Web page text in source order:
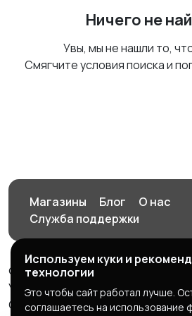
Ничего не
Увы, мы не нашли то,
Смягчите условия поиска и
Магазины Блог
О нас
Служба поддержки
© 2026 Орен-АЙ - Авто |
Услуги
Создал Карусов Е.С ООО "ЦПК"
Используем куки и
технологии
Это чтобы сайт работал лучше.
соглашаетесь на использование